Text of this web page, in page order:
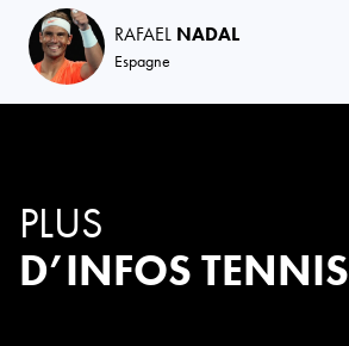
RAFAEL NADAL
Espagne
PLUS
D’INFOS TENNIS